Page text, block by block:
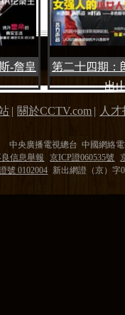
-詹皇
第二十四期：
出
| 關於CCTV.com | 人
中央廣播電視總台 中國網絡
信息舉報
京ICP證060535號
號 0102004 新出網證（京）